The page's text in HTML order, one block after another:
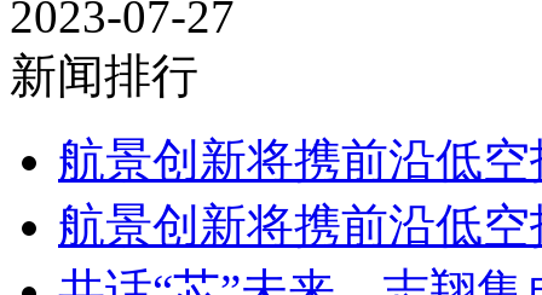
2023-07-27
新闻排行
航景创新将携前沿低
航景创新将携前沿低